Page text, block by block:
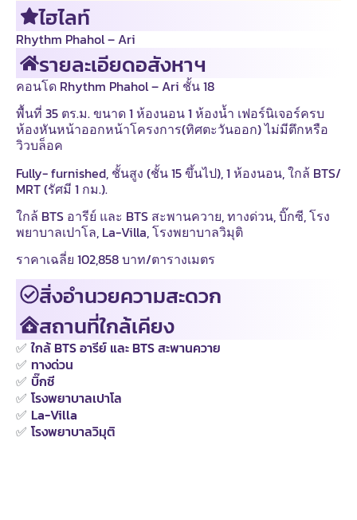
ไฮไลท์
Rhythm Phahol – Ari
รายละเอียดอสังหาฯ
คอนโด Rhythm Phahol – Ari ชั้น 18
พื้นที่ 35 ตร.ม. ขนาด 1 ห้องนอน 1 ห้องน้ำ เฟอร์นิเจอร์ครบ
ห้องหันหน้าออกหน้าโครงการ(ทิศตะวันออก) ไม่มีตึกหรือ
วิวบล็อค
Fully- furnished, ชั้นสูง (ชั้น 15 ขึ้นไป), 1 ห้องนอน, ใกล้ BTS/
MRT (รัศมี 1 กม.).
ใกล้ BTS อารีย์ และ BTS สะพานควาย, ทางด่วน, บิ๊กซี, โรง
พยาบาลเปาโล, La-Villa, โรงพยาบาลวิมุติ
ราคาเฉลี่ย 102,858 บาท/ตารางเมตร
สิ่งอำนวยความสะดวก
สถานที่ใกล้เคียง
✅ ใกล้ BTS อารีย์ และ BTS สะพานควาย
✅ ทางด่วน
✅ บิ๊กซี
✅ โรงพยาบาลเปาโล
✅ La-Villa
✅ โรงพยาบาลวิมุติ